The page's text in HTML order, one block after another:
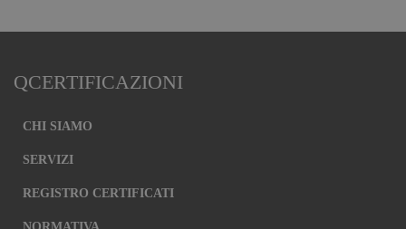
QCERTIFICAZIONI
CHI SIAMO
SERVIZI
REGISTRO CERTIFICATI